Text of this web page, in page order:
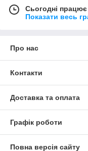
Сьогодні
Показати весь
Про нас
Контакти
Доставка та оплата
Графік роботи
Повна версія сайту